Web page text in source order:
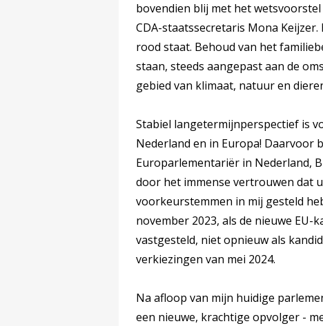
bovendien blij met het
CDA-staatssecretaris Mona
rood staat. Behoud van het
staan, steeds aangepast aan de
gebied van klimaat, natuur en
Stabiel langetermijnperspectief is
Nederland en in Europa! Daarvoor
Europarlementariër in Nederland,
door het immense vertrouwen dat
voorkeurstemmen in mij gesteld
november 2023, als de nieuwe EU-
vastgesteld, niet opnieuw als
verkiezingen van mei 2024.
Na afloop van mijn huidige
een nieuwe, krachtige opvolger -